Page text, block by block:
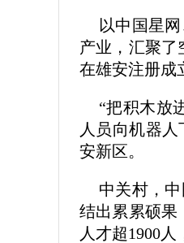
以中国星
产业，汇聚了
在雄安注册成
“把积木放
人员向机器
安新区。
中关村，
结出累累硕果
人才超1900人